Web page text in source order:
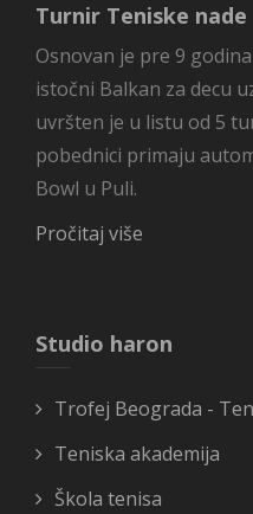
Turnir Teniske nade
Osnovan je pre 9
istočni Balkan za decu
uvršten je u listu od 5
pobednici primaju
Bowl u Puli.
Pročitaj više
Studio haron
Trofej Beograda -
Teniska akademija
Škola tenisa